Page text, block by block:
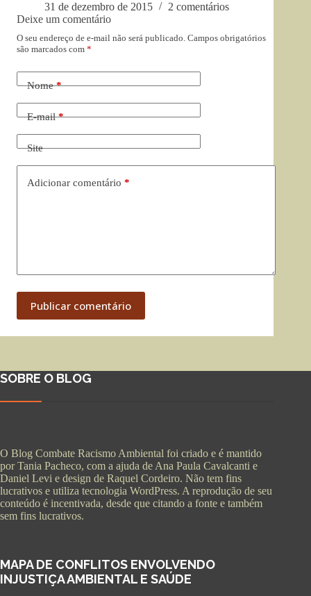
31 de dezembro de 2015
2 comentários
Deixe um comentário
O seu endereço de e-mail não será publicado. Campos obrigatórios
são marcados com *
Nome*
E-mail*
Site
Adicionar comentário *
Publicar comentário
SOBRE O BLOG
O Blog Combate Racismo Ambiental foi criado e é mantido
por Tania Pacheco, com a ajuda de Ana Paula Cavalcanti e
Daniel Levi e design de Raquel Cordeiro. Não tem fins
lucrativos e utiliza tecnologia WordPress. A reprodução de seu
conteúdo é incentivada, desde que citando a fonte e também
sem fins lucrativos.
MAPA DE CONFLITOS ENVOLVENDO
INJUSTIÇA AMBIENTAL E SAÚDE